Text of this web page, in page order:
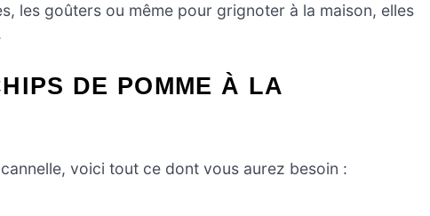
les goûters ou même pour grignoter à la maison, elles
DE POMME À LA
voici tout ce dont vous aurez besoin :